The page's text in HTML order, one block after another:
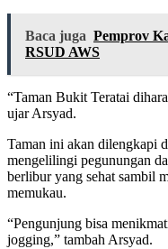
Baca juga Pemprov
RSUD AWS
“Taman Bukit Teratai
ujar Arsyad.
Taman ini akan dilengkapi
mengelilingi pegunungan
berlibur yang sehat sambil
memukau.
“Pengunjung bisa
jogging,” tambah Arsyad.